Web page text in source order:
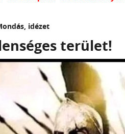
idézet
terület!